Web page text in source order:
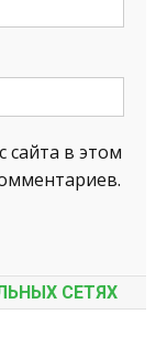
сайта в этом
СЕТЯХ